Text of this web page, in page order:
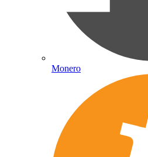
Monero